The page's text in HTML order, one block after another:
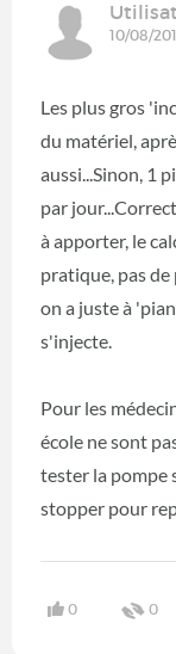
10/08/
Les plus gros
du matériel,
aussi...Sinon, 1
par
à apporter, le
pratique, pas
on a juste à
s'injecte.
Pour les
école ne sont
tester la pompe
stopper pour
0 0